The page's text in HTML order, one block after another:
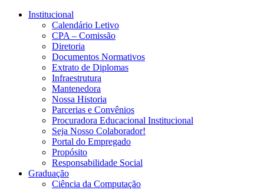
Institucional
Calendário Letivo
CPA – Comissão
Diretoria
Documentos Normativos
Extrato de Diplomas
Infraestrutura
Mantenedora
Nossa Historia
Parcerias e Convênios
Procuradora Educacional Institucional
Seja Nosso Colaborador!
Portal do Empregado
Propósito
Responsabilidade Social
Graduação
Ciência da Computação